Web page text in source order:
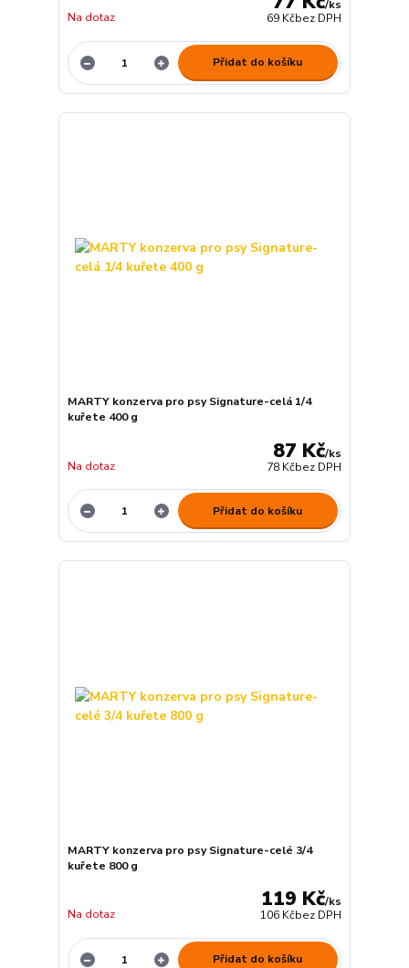
/ks
69 Kčbez DPH
Na dotaz
Přidat do košíku
MARTY konzerva pro psy Signature-celá 1/4
kuřete 400 g
87 Kč/ks
78 Kčbez DPH
Na dotaz
Přidat do košíku
MARTY konzerva pro psy Signature-celé 3/4
kuřete 800 g
119 Kč/ks
106 Kčbez DPH
Na dotaz
Přidat do košíku